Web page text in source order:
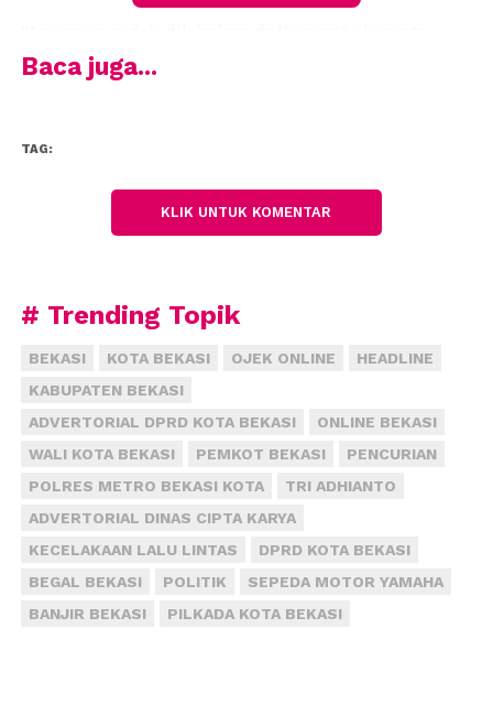
jajarannya adalah bentuk perjuangan seorang abdi
negara yang rela berkorban demi menyelamatkan
meski tidak sedikit dari tenaga kesehatan pun gugur
perjuangannya. Dalam hal ini, peran dr Kusnanto
Oktober 2024.
Berkaca dari upaya penanganan Covid-19 di Bekasi,
Yanuar menilai bisa menjadi bukti bahwa
kepemimpinan dan jiwa sosial dr Kusnanto sudah
paket komplit yang dimiliki Kusnanto dan menjadi
bekal yang bersangkutan jika ingin menjadi calon
Wali Kota Bekasi pada Pilkada 2024,” ujarnya.
Baca juga...
TAG:
KLIK UNTUK KOMENTAR
# Trending Topik
BEKASI KOTA BEKASI OJEK ONLINE
HEADLINE
KABUPATEN BEKASI
ADVERTORIAL DPRD KOTA BEKASI
ONLINE BEKASI
WALI KOTA BEKASI
PEMKOT BEKASI
PENCURIAN
POLRES METRO BEKASI KOTA
TRI ADHIANTO
ADVERTORIAL DINAS CIPTA KARYA
KECELAKAAN LALU LINTAS
DPRD KOTA BEKASI
BEGAL BEKASI
POLITIK
SEPEDA MOTOR YAMAHA
BANJIR BEKASI
PILKADA KOTA BEKASI